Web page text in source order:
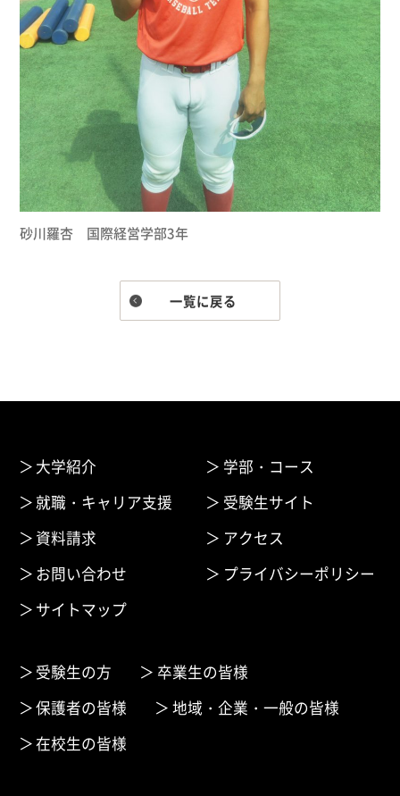
砂川羅杏 国際経営学部3年
一覧に戻る
大学紹介
学部・コース
就職・キャリア支援
受験生サイト
資料請求
アクセス
お問い合わせ
プライバシーポリシー
サイトマップ
受験生の方
卒業生の皆様
保護者の皆様
地域・企業・一般の皆様
在校生の皆様